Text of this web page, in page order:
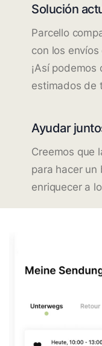
Solución
Parcello
con los
¡Así
estimados de
Ayudar
Creemos que
para hacer un
enriquecer a